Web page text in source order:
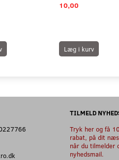
10,00
Læg i kurv
TILMELD
Tryk her og få
rabat, på dit
når du tilmelder
nyhedsmail.